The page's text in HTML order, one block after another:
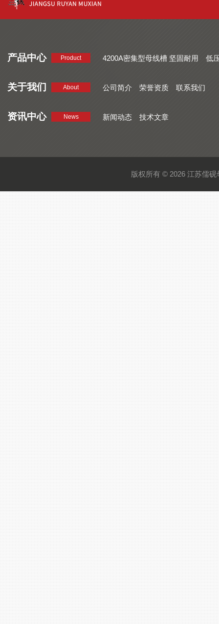
产品中心 Product 4200A密集型母线槽 坚固耐用
低
关于我们 About 公司简介 荣誉资质 联系我们
资讯中心 News 新闻动态 技术文章
版权所有 © 2026 江苏儒